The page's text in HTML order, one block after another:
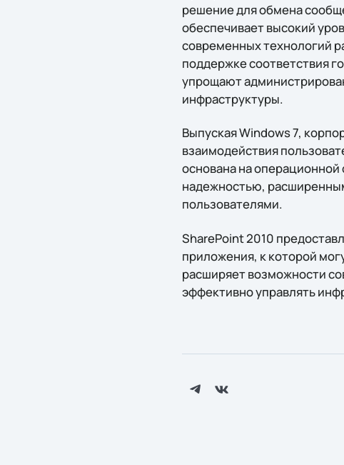
решение для обмена
обеспечивает высокий
современных технологий
поддержке соответствия
упрощают
инфраструктуры.
Выпуская Windows 7,
взаимодействия
основана на
надежностью,
пользователями.
SharePoint 2010
приложения, к которой
расширяет возможности
эффективно управлять